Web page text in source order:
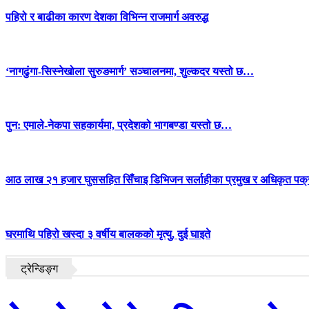
पहिरो र बाढीका कारण देशका विभिन्न राजमार्ग अवरुद्ध
‘नागढुंगा-सिस्नेखोला सुरुङमार्ग’ सञ्चालनमा, शुल्कदर यस्तो छ…
पुन: एमाले-नेकपा सहकार्यमा, प्रदेशको भागबण्डा यस्तो छ…
आठ लाख २१ हजार घुससहित सिँचाइ डिभिजन सर्लाहीका प्रमुख र अधिकृत
घरमाथि पहिरो खस्दा ३ वर्षीय बालकको मृत्यु, दुई घाइते
ट्रेन्डिङ्ग